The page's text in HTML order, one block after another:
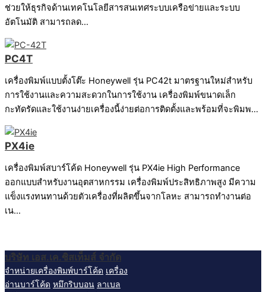
ช่วยให้ธุรกิจด้านเทคโนโลยีสารสนเทศระบบเครือข่ายและระบบ
อัตโนมัติ สามารถลด…
PC4T
เครื่องพิมพ์แบบตั้งโต๊ะ Honeywell รุ่น PC42t มาตรฐานใหม่สำหรับ
การใช้งานและความสะดวกในการใช้งาน เครื่องพิมพ์ขนาดเล็ก
กะทัดรัดและใช้งานง่ายเครื่องนี้ง่ายต่อการติดตั้งและพร้อมที่จะพิมพ…
PX4ie
เครื่องพิมพ์สบาร์โค้ด Honeywell รุ่น PX4ie High Performance
ออกแบบสำหรับงานอุตสาหกรรม เครื่องพิมพ์ประสิทธิภาพสูง มีความ
แข็งแรงทนทานด้วยตัวเครื่องที่ผลิตขึ้นจากโลหะ สามารถทำงานต่อ
เน…
บริษัท เอส.เค.ซิสเท็มส์ จํากัด
จำหน่ายเครื่องพิมพ์บาร์โค้ด เครื่อง
อ่านบาร์โค้ด หมึกริบบอน ลาเบล